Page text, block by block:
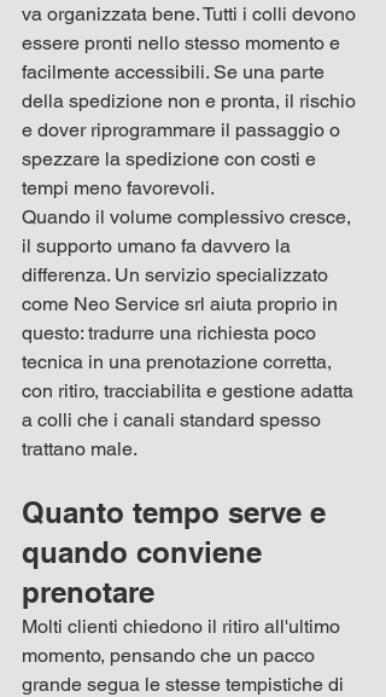
va organizzata bene. Tutti i colli devono
essere pronti nello stesso momento e
facilmente accessibili. Se una parte
della spedizione non e pronta, il rischio
e dover riprogrammare il passaggio o
spezzare la spedizione con costi e
tempi meno favorevoli.
Quando il volume complessivo cresce,
il supporto umano fa davvero la
differenza. Un servizio specializzato
come Neo Service srl aiuta proprio in
questo: tradurre una richiesta poco
tecnica in una prenotazione corretta,
con ritiro, tracciabilita e gestione adatta
a colli che i canali standard spesso
trattano male.
Quanto tempo serve e
quando conviene
prenotare
Molti clienti chiedono il ritiro all'ultimo
momento, pensando che un pacco
grande segua le stesse tempistiche di